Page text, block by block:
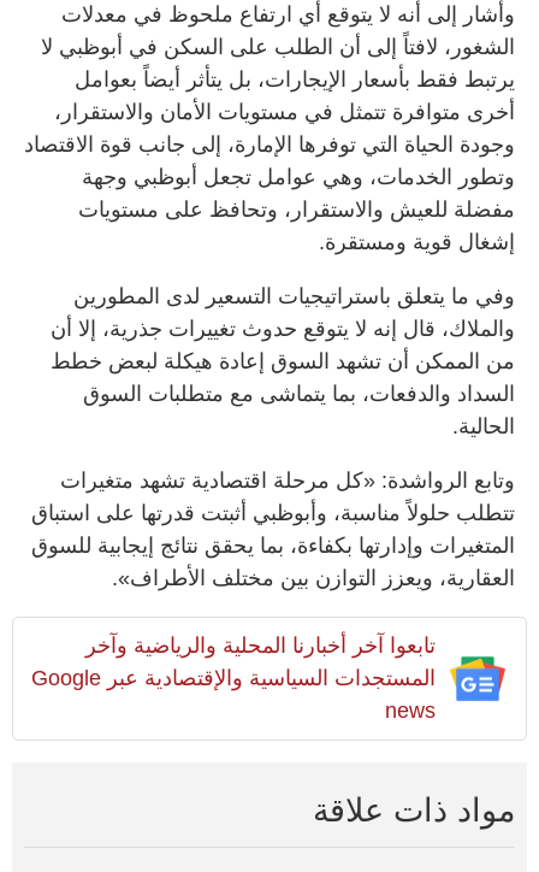
وأشار إلى أنه لا يتوقع أي ارتفاع ملحوظ في معدلات
الشغور، لافتاً إلى أن الطلب على السكن في أبوظبي لا
يرتبط فقط بأسعار الإيجارات، بل يتأثر أيضاً بعوامل
أخرى متوافرة تتمثل في مستويات الأمان والاستقرار،
وجودة الحياة التي توفرها الإمارة، إلى جانب قوة الاقتصاد
وتطور الخدمات، وهي عوامل تجعل أبوظبي وجهة
مفضلة للعيش والاستقرار، وتحافظ على مستويات
إشغال قوية ومستقرة.
وفي ما يتعلق باستراتيجيات التسعير لدى المطورين
والملاك، قال إنه لا يتوقع حدوث تغييرات جذرية، إلا أن
من الممكن أن تشهد السوق إعادة هيكلة لبعض خطط
السداد والدفعات، بما يتماشى مع متطلبات السوق
الحالية.
وتابع الرواشدة: «كل مرحلة اقتصادية تشهد متغيرات
تتطلب حلولاً مناسبة، وأبوظبي أثبتت قدرتها على استباق
المتغيرات وإدارتها بكفاءة، بما يحقق نتائج إيجابية للسوق
العقارية، ويعزز التوازن بين مختلف الأطراف».
تابعوا آخر أخبارنا المحلية والرياضية وآخر
المستجدات السياسية والإقتصادية عبر Google
news
مواد ذات علاقة